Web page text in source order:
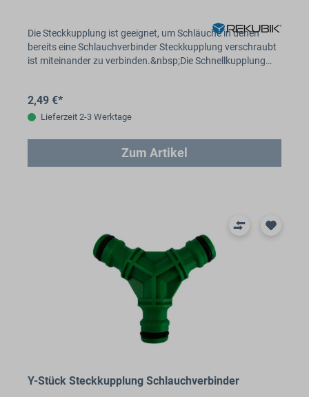
Die Steckkupplung ist geeignet, um Schläuche in denen
bereits eine Schlauchverbinder Steckkupplung verschraubt
ist miteinander zu verbinden.&nbsp;Die Schnellkupplung…
2,49 €*
Lieferzeit 2-3 Werktage
Zum Artikel
Y-Stück Steckkupplung Schlauchverbinder